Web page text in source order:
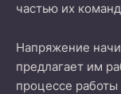
частью их
Напряжение
предлагает им
процессе